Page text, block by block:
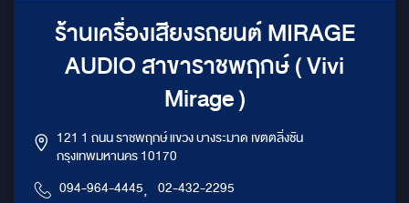
ร้านเครื่องเสียงรถยนต์ MIRAGE
AUDIO สาขาราชพฤกษ์ ( Vivi
Mirage )
121 1 ถนน ราชพฤกษ์ แขวง บางระมาด เขตตลิ่งชัน
กรุงเทพมหานคร 10170
094-964-4445, 02-432-2295